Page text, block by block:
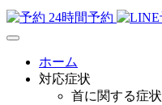
24時間予約
ホーム
対応症状
首に関する症状